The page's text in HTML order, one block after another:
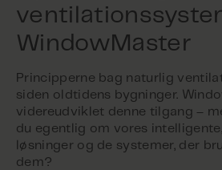
WindowMaster
Principperne bag naturlig
siden oldtidens bygninger.
videreudviklet denne tilgang –
du egentlig om vores
løsninger og de systemer, der
dem?